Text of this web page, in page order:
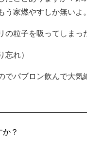
家燃やすしか無いよ。
の粒子を吸ってしまっ
れ）
パブロン飲んで大気
？